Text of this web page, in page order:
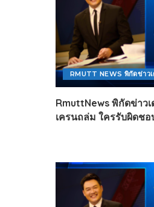
RMUTT NEWS พิกัดข่าว
RmuttNews พิกัดข่าว
เครนถล่ม ใครรับผิดชอ